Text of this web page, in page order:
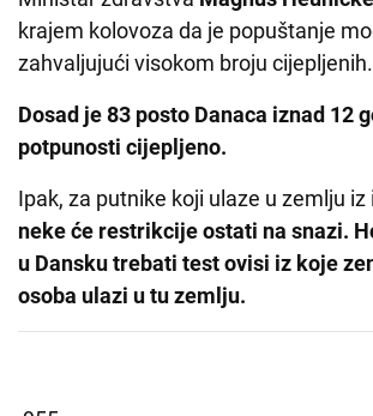
krajem kolovoza da je popuštanje
zahvaljujući visokom broju cijepljenih.
Dosad je 83 posto Danaca iznad 12
potpunosti cijepljeno.
Ipak, za putnike koji ulaze u zemlju
neke će restrikcije ostati na snazi.
u Dansku trebati test ovisi iz koje
osoba ulazi u tu zemlju.